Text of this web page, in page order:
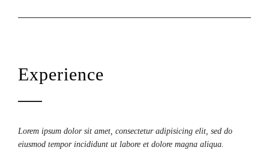
Experience
Lorem ipsum dolor sit amet, consectetur adipisicing elit, sed do
eiusmod tempor incididunt ut labore et dolore magna aliqua.